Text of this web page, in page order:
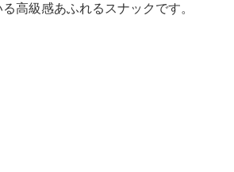
高級感あふれるスナックです。